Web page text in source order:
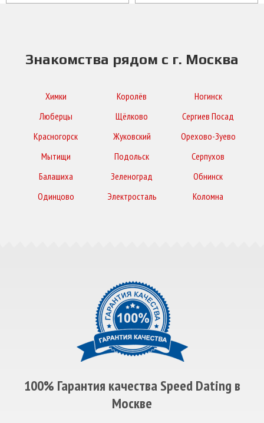
Знакомства рядом с г. Москва
Химки
Люберцы
Красногорск
Мытищи
Балашиха
Одинцово
Королёв
Щёлково
Жуковский
Подольск
Зеленоград
Электросталь
Ногинск
Сергиев Посад
Орехово-Зуево
Серпухов
Обнинск
Коломна
100% Гарантия качества Speed Dating в
Москве